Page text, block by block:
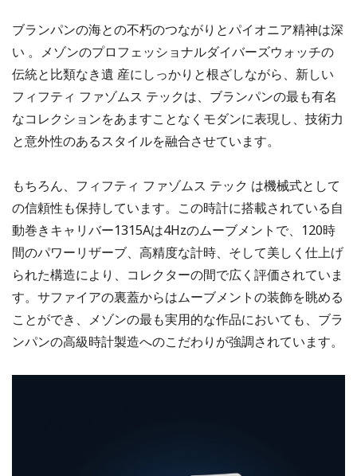
ブランパンの海との不朽のつながりとパイオニア精神は深
い 。メゾンのプロフェッショナルダイバーズウォッチの
伝統と比類なき遺 産にしっかりと根ざしながら、新しい
フィフティ ファゾムス テックは、ブランパンの最も有名
なコレクションをあますことなくモダンに表現し、技術力
と意外性のあるスタイルを融合させています。
もちろん、フィフティ ファゾムス テック は機械式として
の信頼性も保持しています。この時計に搭載されている自
動巻きキャリバー1315Aは4Hzのムーブメントで、120時
間のパワーリザーブ、高精度な計時、そして美しく仕上げ
られた構造により、コレクターの間で広く評価されていま
す。サファイアの裏蓋からはムーブメントの装飾を眺める
ことができ、メゾンの最も実用的な作品においても、ブラ
ンパンの高級時計製造へのこだわりが強調されています。